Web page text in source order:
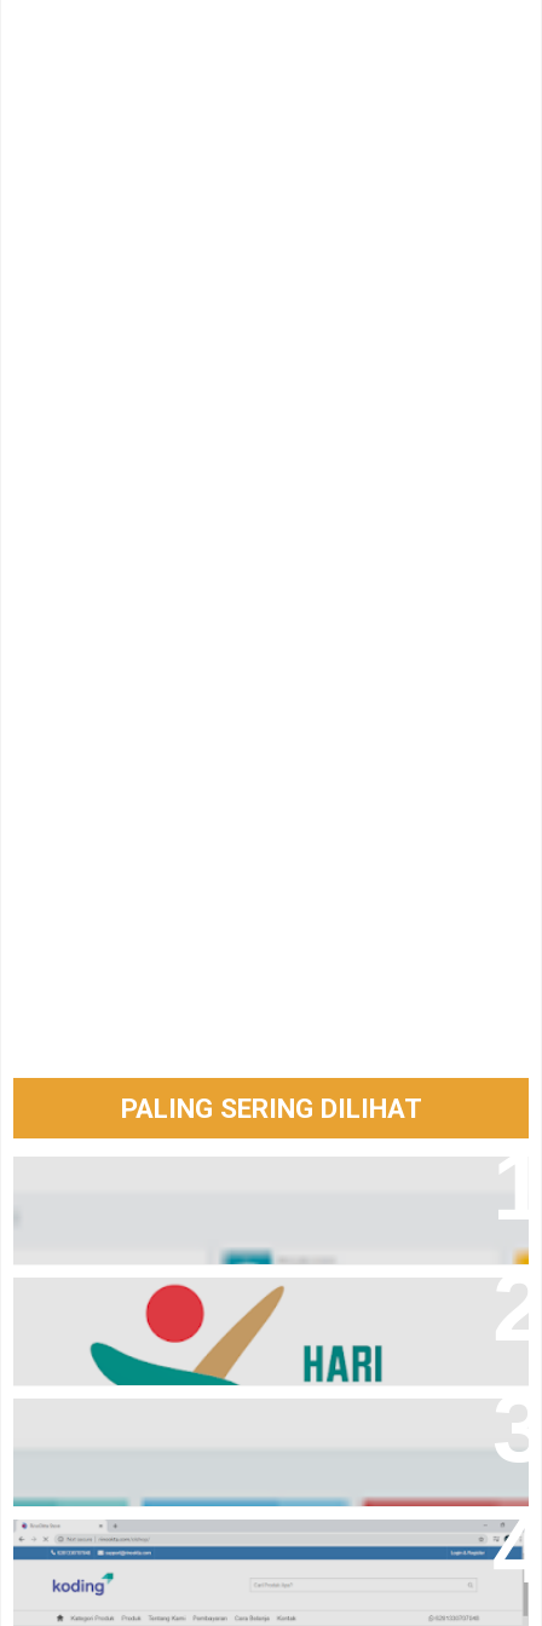
PALING SERING DILIHAT
Logo hari santri tahun 2024
Source code online shop dengan codeigniter